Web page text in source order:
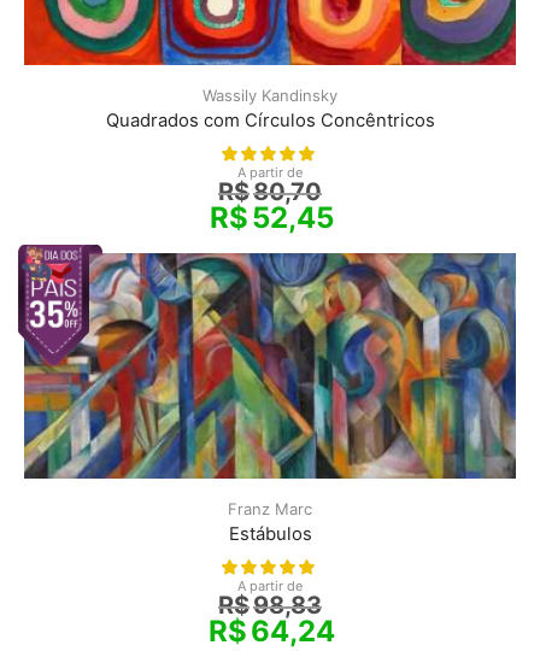
Wassily Kandinsky
Quadrados com Círculos Concêntricos
A partir de
R$80,70
R$52,45
Franz Marc
Estábulos
A partir de
R$98,83
R$64,24